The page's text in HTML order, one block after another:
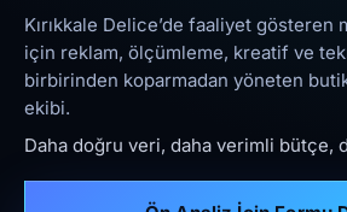
Kırıkkale Delice’de faaliyet
için reklam, ölçümleme, kreatif ve
birbirinden koparmadan yöneten
ekibi.
Daha doğru veri, daha verimli bütçe,